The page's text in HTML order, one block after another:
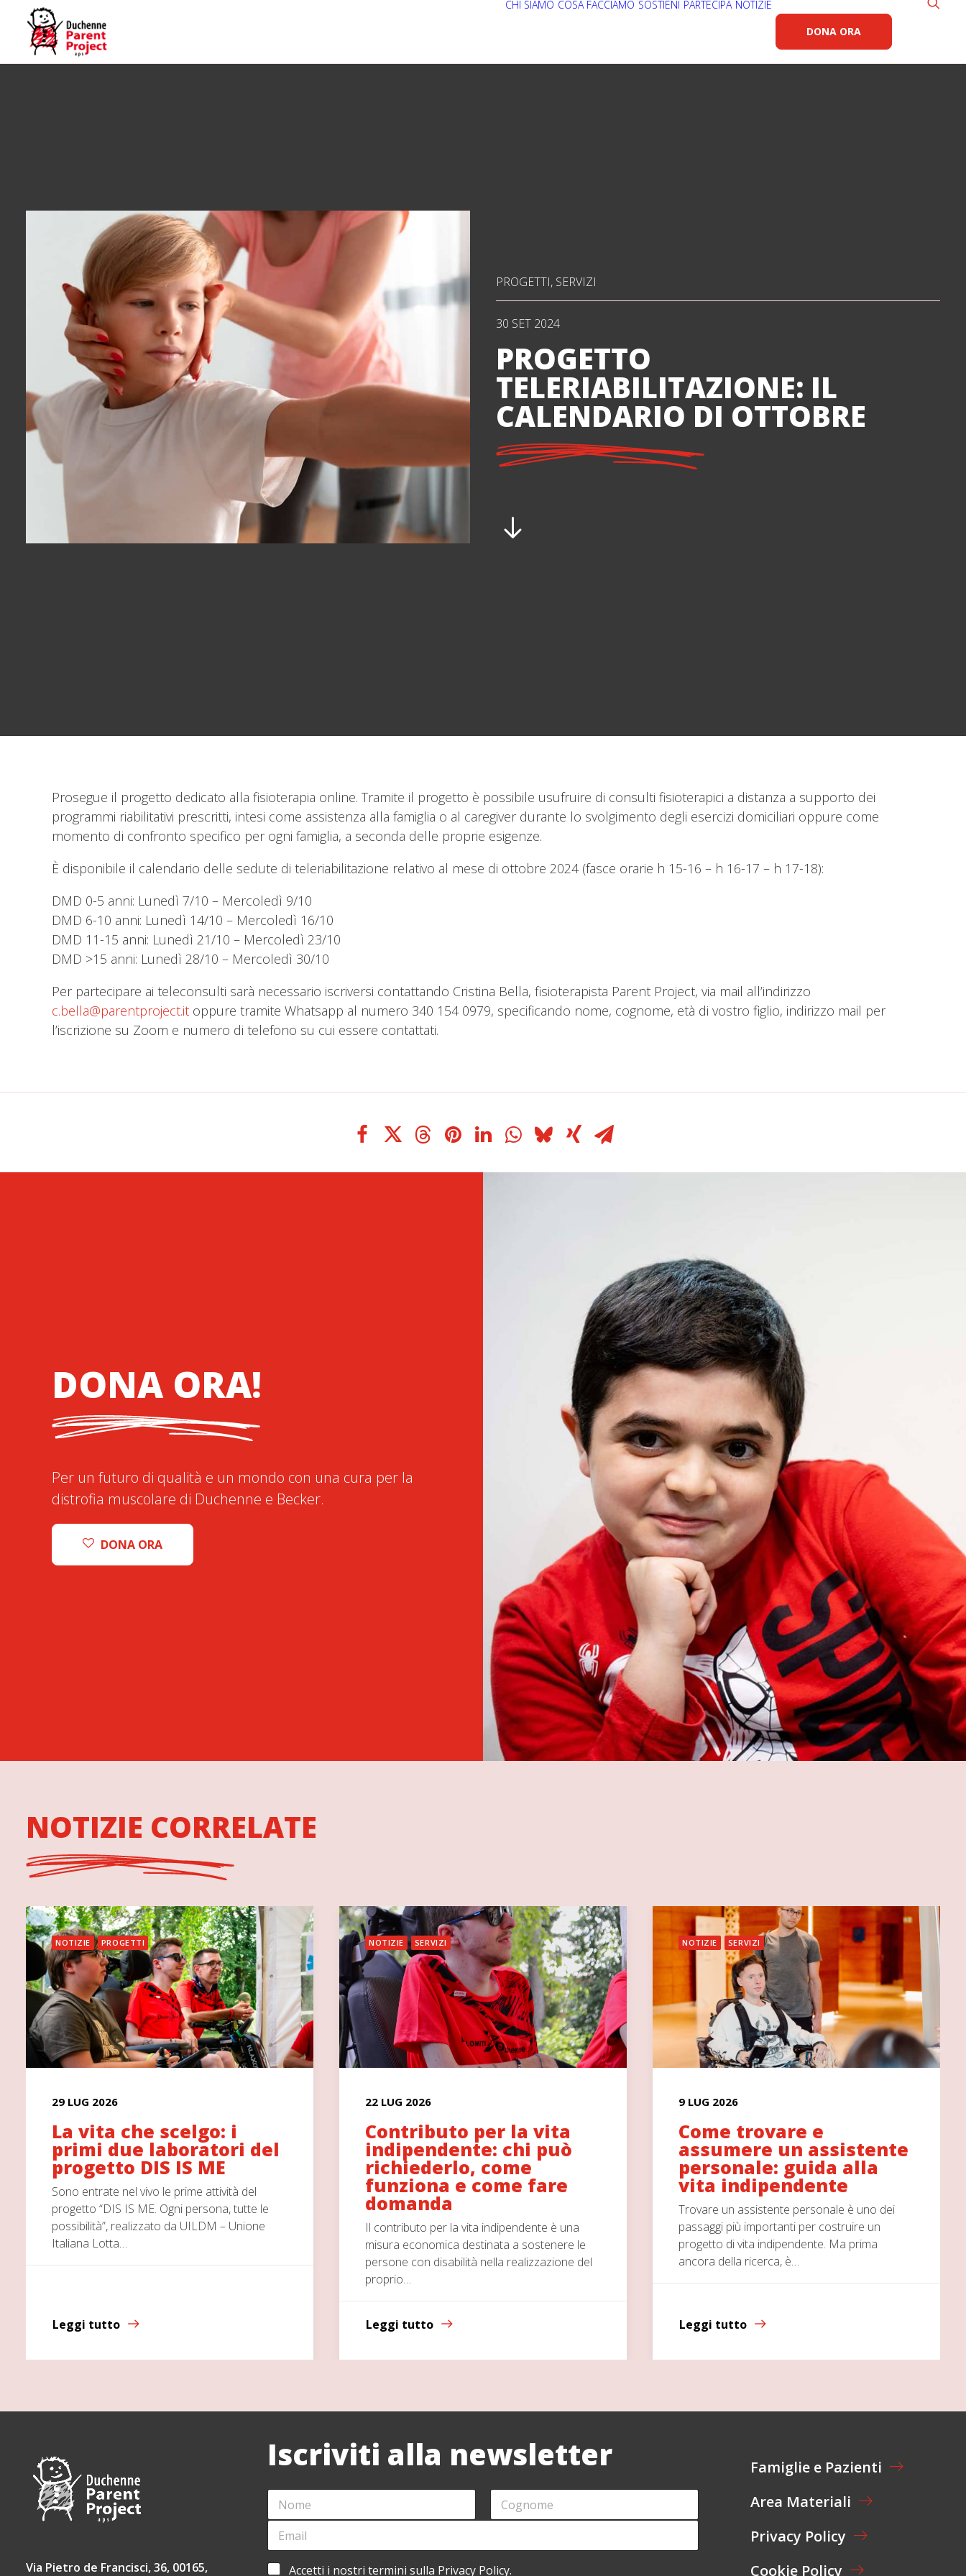
CHI SIAMO COSA FACCIAMO SOSTIENI PARTECIPA NOTIZIE
DONA ORA
PROGETTI, SERVIZI
30 SET 2024
PROGETTO
TELERIABILITAZIONE: IL
CALENDARIO DI OTTOBRE
Prosegue il progetto dedicato alla fisioterapia online. Tramite il progetto è possibile usufruire di consulti fisioterapici a distanza a supporto dei
programmi riabilitativi prescritti, intesi come assistenza alla famiglia o al caregiver durante lo svolgimento degli esercizi domiciliari oppure come
momento di confronto specifico per ogni famiglia, a seconda delle proprie esigenze.
È disponibile il calendario delle sedute di teleriabilitazione relativo al mese di ottobre 2024 (fasce orarie h 15-16 – h 16-17 – h 17-18):
DMD 0-5 anni: Lunedì 7/10 – Mercoledì 9/10
DMD 6-10 anni: Lunedì 14/10 – Mercoledì 16/10
DMD 11-15 anni: Lunedì 21/10 – Mercoledì 23/10
DMD >15 anni: Lunedì 28/10 – Mercoledì 30/10
Per partecipare ai teleconsulti sarà necessario iscriversi contattando Cristina Bella, fisioterapista Parent Project, via mail all’indirizzo
c.bella@parentproject.it oppure tramite Whatsapp al numero 340 154 0979, specificando nome, cognome, età di vostro figlio, indirizzo mail per
l’iscrizione su Zoom e numero di telefono su cui essere contattati.
DONA ORA!
Per un futuro di qualità e un mondo con una cura per la
distrofia muscolare di Duchenne e Becker.
DONA ORA
NOTIZIE CORRELATE
NOTIZIE PROGETTI
29 LUG 2026
La vita che scelgo: i
primi due laboratori del
progetto DIS IS ME
Sono entrate nel vivo le prime attività del
progetto “DIS IS ME. Ogni persona, tutte le
possibilità”, realizzato da UILDM – Unione
Italiana Lotta…
Leggi tutto
NOTIZIE SERVIZI
22 LUG 2026
Contributo per la vita
indipendente: chi può
richiederlo, come
funziona e come fare
domanda
Il contributo per la vita indipendente è una
misura economica destinata a sostenere le
persone con disabilità nella realizzazione del
proprio…
Leggi tutto
NOTIZIE SERVIZI
9 LUG 2026
Come trovare e
assumere un assistente
personale: guida alla
vita indipendente
Trovare un assistente personale è uno dei
passaggi più importanti per costruire un
progetto di vita indipendente. Ma prima
ancora della ricerca, è…
Leggi tutto
Via Pietro de Francisci, 36, 00165,
Iscriviti alla newsletter
C
G
O
E
N
M
*
C
G
E
E
A
IA
Accetti i nostri termini sulla Privacy Policy.
Famiglie e Pazienti
Area Materiali
Privacy Policy
Cookie Policy